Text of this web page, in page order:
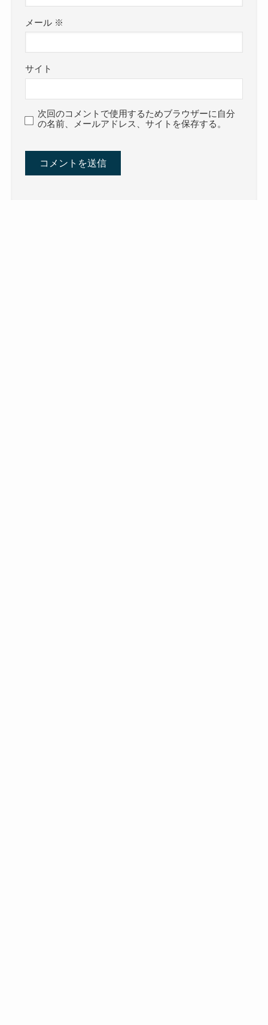
メール ※
サイト
次回のコメントで使用するためブラウザーに自分
の名前、メールアドレス、サイトを保存する。